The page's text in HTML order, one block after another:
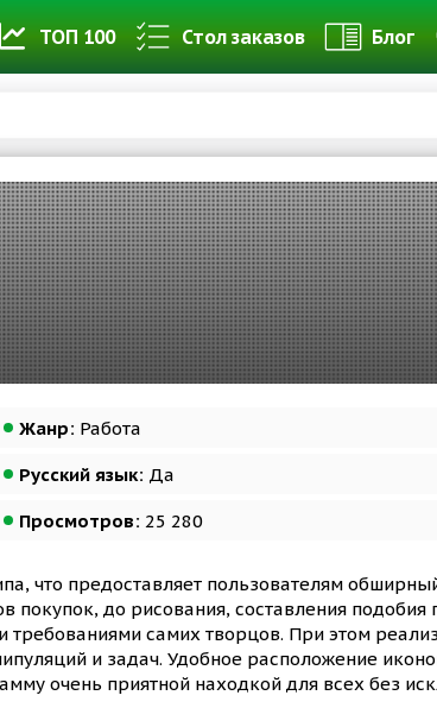
ТОП 100 Стол заказов Блог
Жанр: Работа
Русский язык: Да
Просмотров: 25 280
что предоставляет пользователям
покупок, до рисования, составления подобия
требованиями самих творцов. При этом
и задач. Удобное расположение
очень приятной находкой для всех без